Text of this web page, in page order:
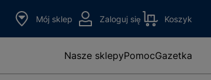
Mój sklep Zaloguj się Koszyk
Nasze sklepyPomocGazetka